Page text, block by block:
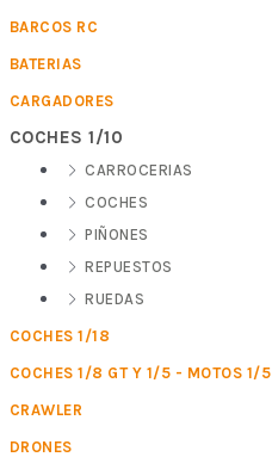
BARCOS RC
BATERIAS
CARGADORES
COCHES 1/10
CARROCERIAS
COCHES
PIÑONES
REPUESTOS
RUEDAS
COCHES 1/18
COCHES 1/8 GT Y 1/5 - MOTOS 1/5
CRAWLER
DRONES